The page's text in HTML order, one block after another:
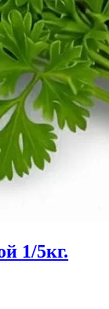
1/5кг.